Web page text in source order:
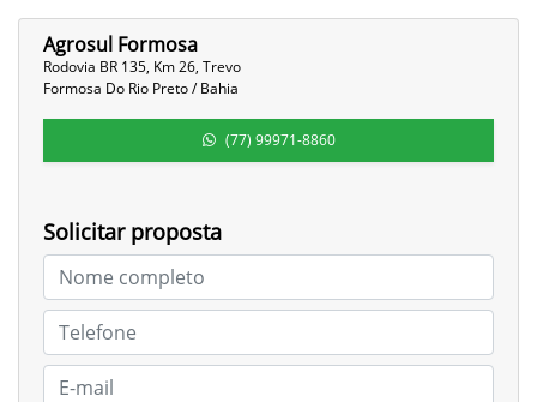
Agrosul Formosa
Rodovia BR 135, Km 26, Trevo
Formosa Do Rio Preto / Bahia
(77) 99971-8860
Solicitar proposta